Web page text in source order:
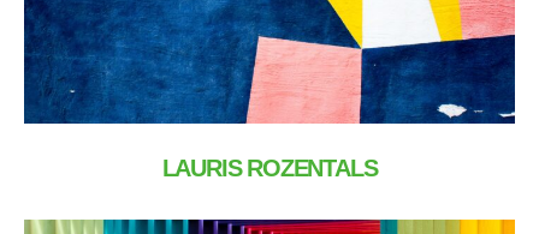
LAURIS ROZENTALS